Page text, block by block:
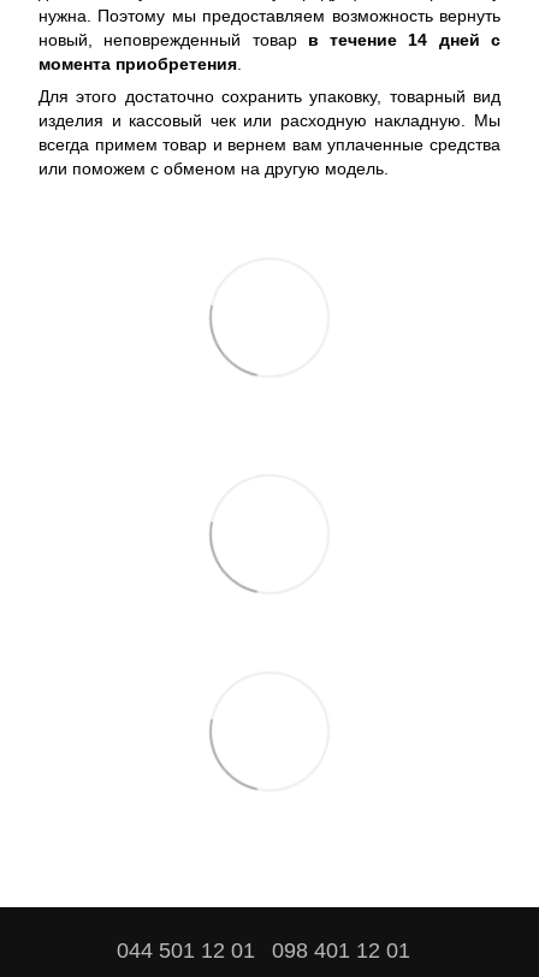
нужна. Поэтому мы предоставляем возможность вернуть
новый, неповрежденный товар в течение 14 дней с
момента приобретения
Для этого достаточно сохранить упаковку, товарный вид
изделия и кассовый чек или расходную накладную. Мы
всегда примем товар и вернем вам уплаченные средства
или поможем с обменом на другую модель.
044 501 12 01 098 401 12 01